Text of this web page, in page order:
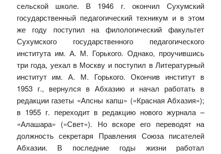
сельской школе. В 1946 г. окончил Сухумский
государственный педагогический техникум и в этом
же году поступил на филологический факультет
Сухумского государственного педагогического
института им. А. М. Горького. Однако, проучившись
три года, уехал в Москву и поступил в Литературный
институт им. А. М. Горького. Окончив институт в
1953 г., вернулся в Абхазию и начал работать в
редакции газеты «Апсны капш» («Красная Абхазия»);
в 1955 г. переходит в редакцию нового журнала –
«Алашара» («Свет»). Но вскоре его переводят на
должность секретаря Правления Союза писателей
Абхазии. В последние годы жизни работал